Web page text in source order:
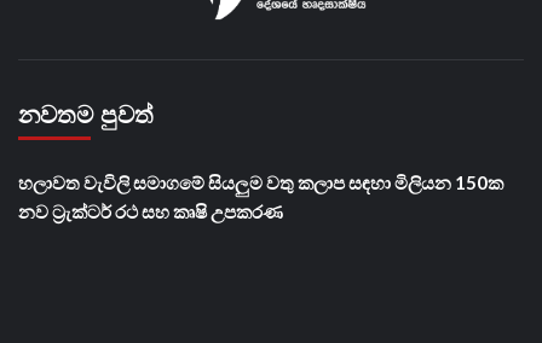
නවතම පුවත්
හලාවත වැවිලි සමාගමේ සියලුම වතු කලාප සඳහා මිලියන 150ක
නව ට්‍රැක්ටර් රථ සහ කෘෂි උපකරණ